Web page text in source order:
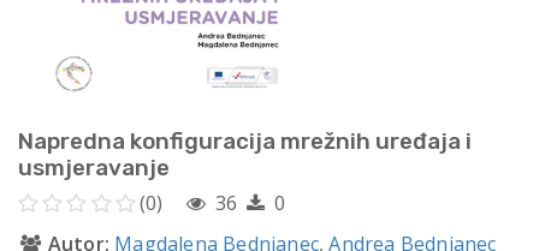
Napredna konfiguracija mrežnih uređaja i
usmjeravanje
(0) 36
0
Autor: Magdalena Bednjanec,Andrea Bednjanec